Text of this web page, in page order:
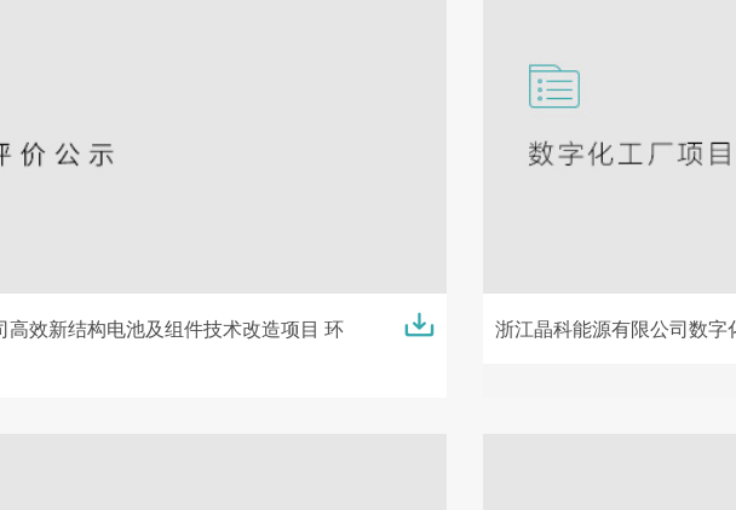
高效新结构电池及组件技术改造项目 环
浙江晶科能源有限公司数字